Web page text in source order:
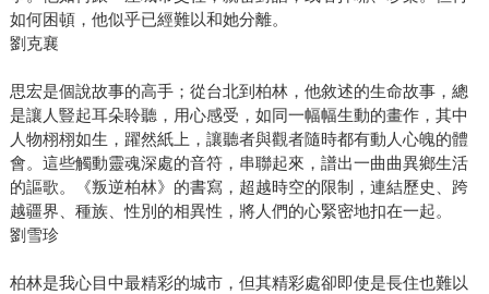
如何困頓，他似乎已經難以和她分離。
劉克襄
思宏是個說故事的高手；從台北到柏林，他敘述的生命故事，總
是讓人豎起耳朵聆聽，用心感受，如同一幅幅生動的畫作，其中
人物栩栩如生，躍然紙上，讓聽者與觀者隨時都有動人心魄的體
會。這些觸動靈魂深處的音符，串聯起來，譜出一曲曲異鄉生活
的謳歌。《叛逆柏林》的書寫，超越時空的限制，連結歷史、跨
越疆界、種族、性別的相異性，將人們的心緊密地扣在一起。
劉雪珍
柏林是我心目中最精彩的城市，但其精彩處卻即使是長住也難以